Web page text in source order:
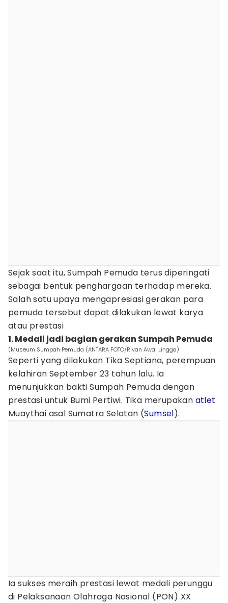
Sejak saat itu, Sumpah Pemuda terus diperingati
sebagai bentuk penghargaan terhadap mereka.
Salah satu upaya mengapresiasi gerakan para
pemuda tersebut dapat dilakukan lewat karya
atau prestasi
1. Medali jadi bagian gerakan Sumpah Pemuda
(Museum Sumpah Pemuda (ANTARA FOTO/Rivan Awal Lingga)
Seperti yang dilakukan Tika Septiana, perempuan
kelahiran September 23 tahun lalu. Ia
menunjukkan bakti Sumpah Pemuda dengan
prestasi untuk Bumi Pertiwi. Tika merupakan atlet
Muaythai asal Sumatra Selatan (Sumsel).
Ia sukses meraih prestasi lewat medali perunggu
di Pelaksanaan Olahraga Nasional (PON) XX